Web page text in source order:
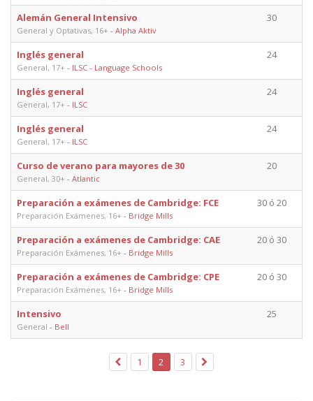
Alemán General Intensivo
General y Optativas, 16+ - Alpha Aktiv
30
Inglés general
General, 17+ - ILSC - Language Schools
24
Inglés general
General, 17+ - ILSC
24
Inglés general
General, 17+ - ILSC
24
Curso de verano para mayores de 30
General, 30+ - Atlantic
20
Preparación a exámenes de Cambridge: FCE
Preparación Exámenes, 16+ - Bridge Mills
30 ó 20
Preparación a exámenes de Cambridge: CAE
Preparación Exámenes, 16+ - Bridge Mills
20 ó 30
Preparación a exámenes de Cambridge: CPE
Preparación Exámenes, 16+ - Bridge Mills
20 ó 30
Intensivo
General - Bell
25
1 2 3